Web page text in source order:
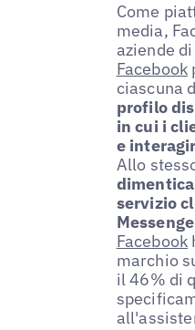
Come
media,
aziende
Facebook
ciascuna
profilo
in cui i
e
Allo
servizio
Facebook
marchio
il 46% di